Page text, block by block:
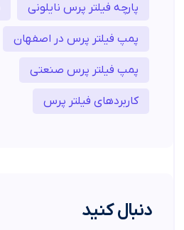
پارچه فیلتر پرس نایلونی
پمپ فیلتر پرس در اصفهان
پمپ فیلتر پرس صنعتی
کاربردهای فیلتر پرس
دنبال کنید